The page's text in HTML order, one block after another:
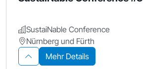
SustaiNable Conference
Nürnberg und Fürth
Mehr Details